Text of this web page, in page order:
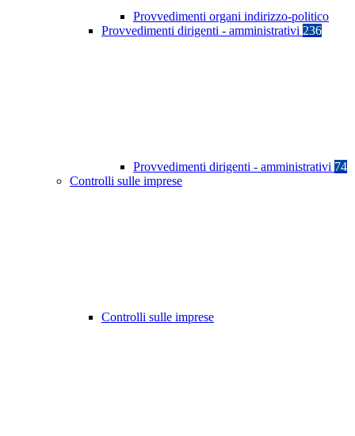
Provvedimenti organi indirizzo-politico
Provvedimenti dirigenti - amministrativi 236
Provvedimenti dirigenti - amministrativi 74
Controlli sulle imprese
Controlli sulle imprese